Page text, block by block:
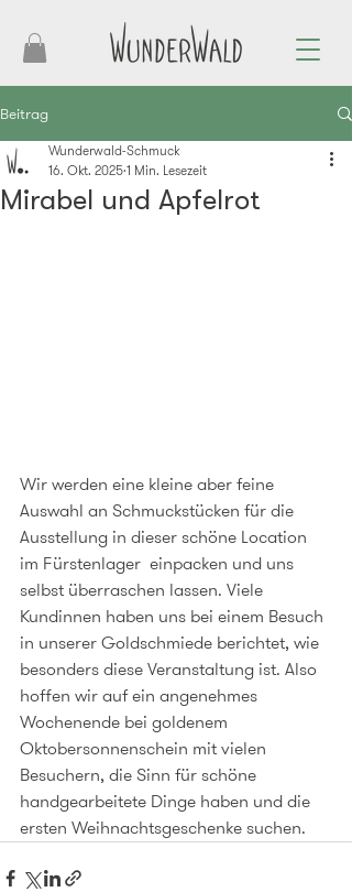
Beitrag
Mirabel und Apfelrot
Wunderwald-Schmuck
16. Okt. 20251 Min. Lesezeit
Wir werden eine kleine aber feine
Auswahl an Schmuckstücken für die
Ausstellung in dieser schöne Location
im Fürstenlager  einpacken und uns
selbst überraschen lassen. Viele
Kundinnen haben uns bei einem Besuch
in unserer Goldschmiede berichtet, wie
besonders diese Veranstaltung ist. Also
hoffen wir auf ein angenehmes
Wochenende bei goldenem
Oktobersonnenschein mit vielen
Besuchern, die Sinn für schöne
handgearbeitete Dinge haben und die
ersten Weihnachtsgeschenke suchen.